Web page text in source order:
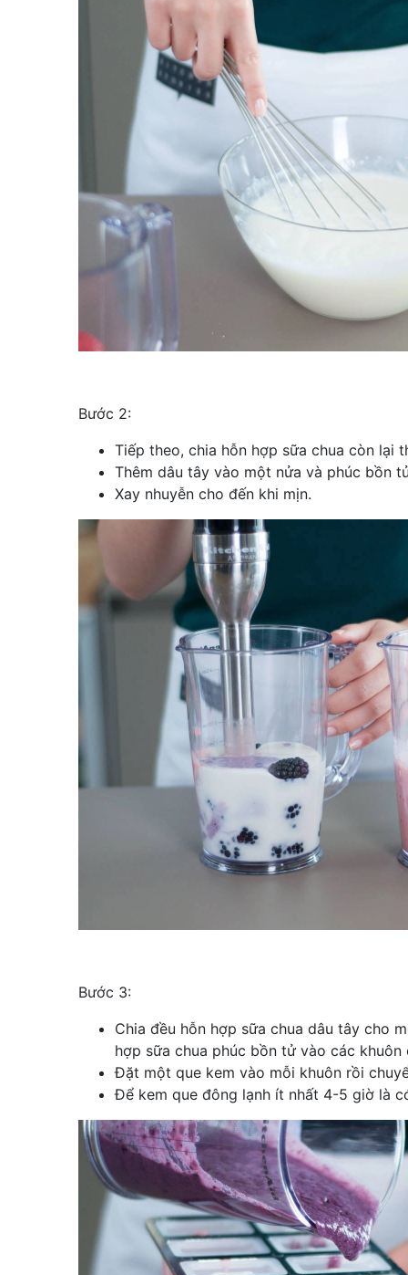
Bước 2:
Tiếp theo, chia hỗn hợp sữa chua còn lại
Thêm dâu tây vào một nửa và phúc bồn
Xay nhuyễn cho đến khi mịn.
Bước 3:
Chia đều hỗn hợp sữa chua dâu tây cho
hợp sữa chua phúc bồn tử vào các khuôn
Đặt một que kem vào mỗi khuôn rồi
Để kem que đông lạnh ít nhất 4-5 giờ là